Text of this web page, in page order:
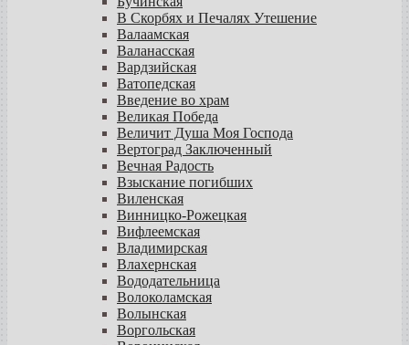
В Скорбях и Печалях Утешение
Валаамская
Валанасская
Вардзийская
Ватопедская
Введение во храм
Великая Победа
Величит Душа Моя Господа
Вертоград Заключенный
Вечная Радость
Взыскание погибших
Виленская
Винницко-Рожецкая
Вифлеемская
Владимирская
Влахернская
Вододательница
Волоколамская
Волынская
Воргольская